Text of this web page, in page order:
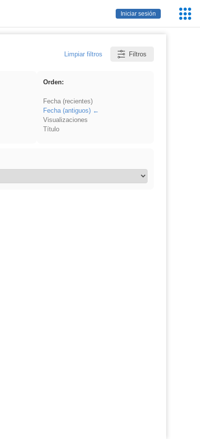
Iniciar sesión
Limpiar filtros Filtros
Orden:
Fecha (recientes)
Fecha (antiguos)
Visualizaciones
Título